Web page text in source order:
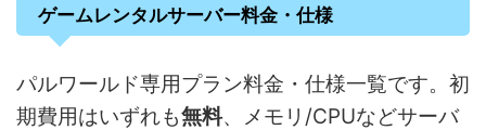
ゲームレンタルサーバー料金・仕様
パルワールド専用プラン料金・仕様一覧です。初
期費用はいずれも無料、メモリ/CPUなどサーバ